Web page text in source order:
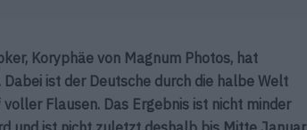
Koryphäe von Magnum Photos, hat
ist der Deutsche durch die halbe Welt
Flausen. Das Ergebnis ist nicht minder